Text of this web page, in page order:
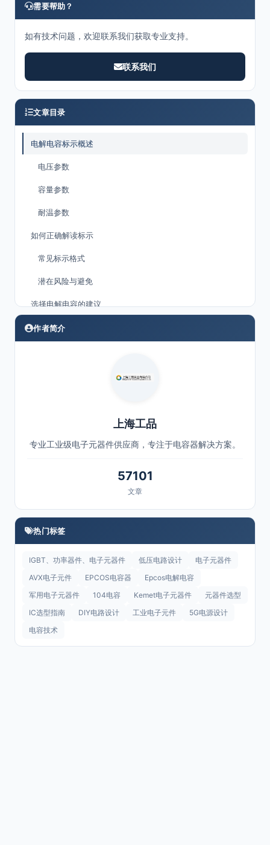
需要帮助？
如有技术问题，欢迎联系我们获取专业支持。
联系我们
文章目录
电解电容标示概述
电压参数
容量参数
耐温参数
如何正确解读标示
常见标示格式
潜在风险与避免
选择电解电容的建议
关键考虑因素
作者简介
上海工品
专业工业级电子元器件供应商，专注于电容器解决方案。
57101
文章
热门标签
IGBT、功率器件、电子元器件 低压电路设计
电子元器件
AVX电子元件
EPCOS电容器
Epcos电解电容
军用电子元器件
104电容 Kemet电子元器件
元器件选型
IC选型指南
DIY电路设计 工业电子元件
5G电源设计
电容技术